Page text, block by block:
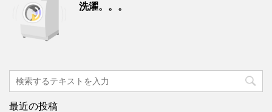
洗濯。。。
最近の投稿